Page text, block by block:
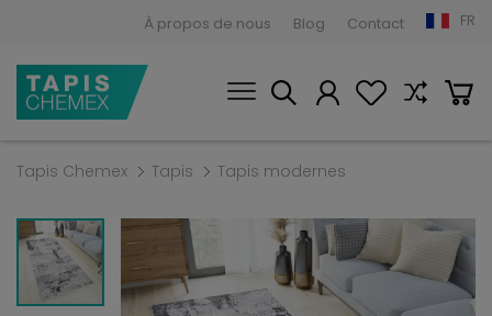
À propos de nous Blog Contact FR
Tapis Chemex Tapis Tapis modernes